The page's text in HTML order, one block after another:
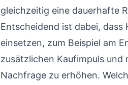
gleichzeitig eine dauerhafte
Entscheidend ist dabei, dass
einsetzen, zum Beispiel am
zusätzlichen Kaufimpuls und
Nachfrage zu erhöhen.